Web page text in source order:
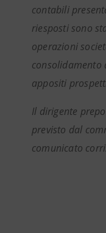
contabili
riesposti sono
operazioni
consolidamento
appositi
Il dirigente
previsto dal
comunicato